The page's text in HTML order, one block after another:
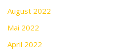
August 2022
Mai 2022
April 2022